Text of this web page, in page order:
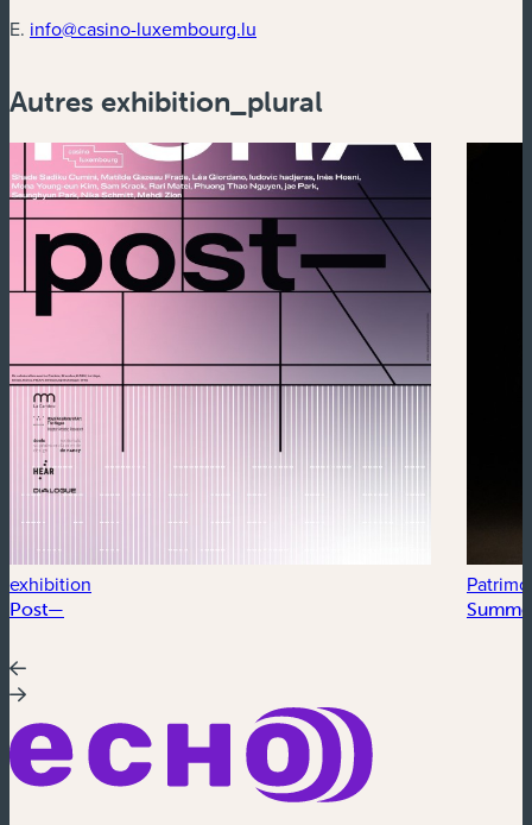
E. info@casino-luxembourg.lu
Autres exhibition_plural
exhibition
Post—